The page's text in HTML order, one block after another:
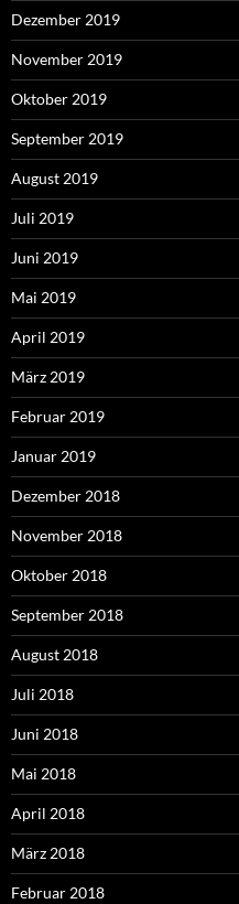
Dezember 2019
November 2019
Oktober 2019
September 2019
August 2019
Juli 2019
Juni 2019
Mai 2019
April 2019
März 2019
Februar 2019
Januar 2019
Dezember 2018
November 2018
Oktober 2018
September 2018
August 2018
Juli 2018
Juni 2018
Mai 2018
April 2018
März 2018
Februar 2018